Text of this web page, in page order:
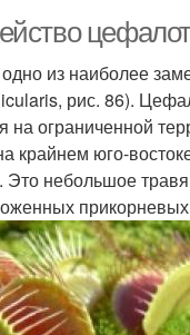
из наиболее
рис. 86).
на ограниченной
крайнем юго-
небольшое